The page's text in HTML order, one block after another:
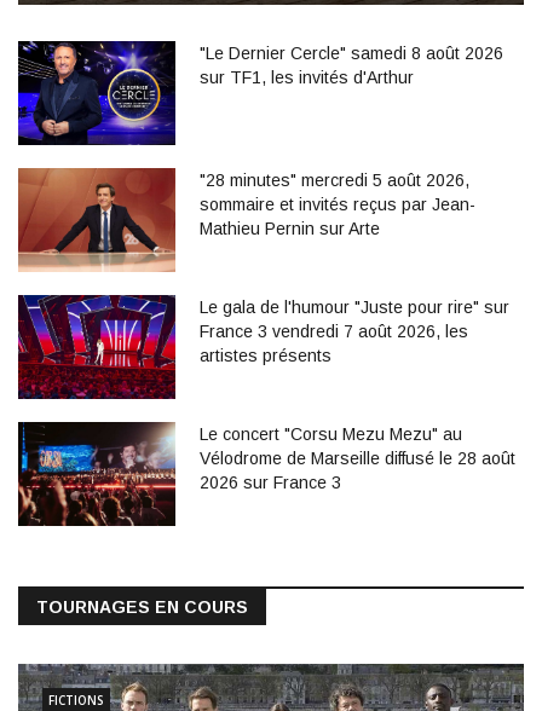
"Le Dernier Cercle" samedi 8 août 2026
sur TF1, les invités d'Arthur
"28 minutes" mercredi 5 août 2026,
sommaire et invités reçus par Jean-
Mathieu Pernin sur Arte
Le gala de l'humour "Juste pour rire" sur
France 3 vendredi 7 août 2026, les
artistes présents
Le concert "Corsu Mezu Mezu" au
Vélodrome de Marseille diffusé le 28 août
2026 sur France 3
TOURNAGES EN COURS
FICTIONS